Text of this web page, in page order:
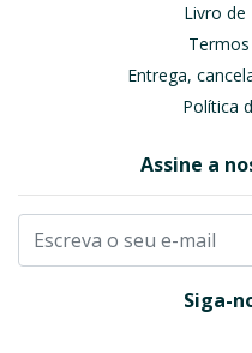
Livro de
Entrega,
Política
Assine a
Siga-